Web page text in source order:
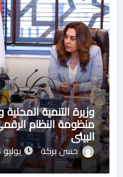
وزيرة التنمية المحلية
منظومة النظام
البيئي
حسن بركة يوليو 28, 2026